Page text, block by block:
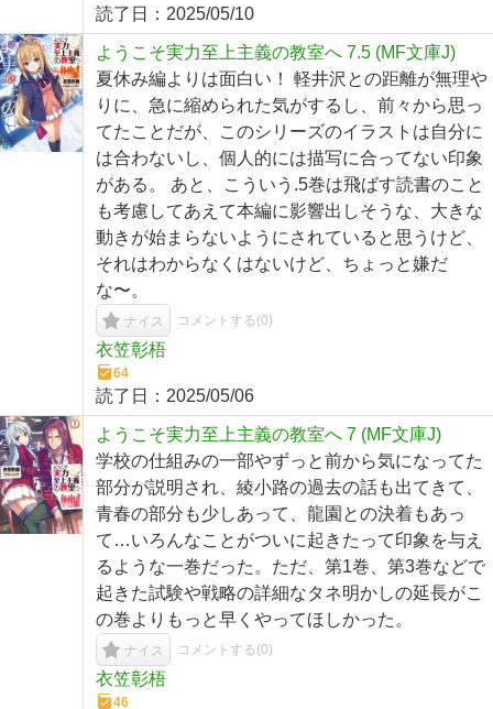
読了日： 2025/05/10
ようこそ実力至上主義の教室へ 7.5 (MF文庫J)
夏休み編よりは面白い！ 軽井沢との距離が無理や
りに、急に縮められた気がするし、前々から思っ
てたことだが、このシリーズのイラストは自分に
は合わないし、個人的には描写に合ってない印象
がある。 あと、こういう.5巻は飛ばす読書のこと
も考慮してあえて本編に影響出しそうな、大きな
動きが始まらないようにされていると思うけど、
それはわからなくはないけど、ちょっと嫌だ
な〜。
ナイス コメントする(0)
衣笠彰梧
64
読了日： 2025/05/06
ようこそ実力至上主義の教室へ 7 (MF文庫J)
学校の仕組みの一部やずっと前から気になってた
部分が説明され、綾小路の過去の話も出てきて、
青春の部分も少しあって、龍園との決着もあっ
て…いろんなことがついに起きたって印象を与え
るような一巻だった。ただ、第1巻、第3巻などで
起きた試験や戦略の詳細なタネ明かしの延長がこ
の巻よりもっと早くやってほしかった。
ナイス コメントする(0)
衣笠彰梧
46